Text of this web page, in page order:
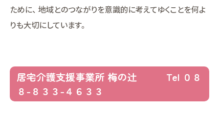
ために、 地域とのつながりを意識的に考えてゆくことを何よ
りも大切にしています。
居宅介護支援事業所 梅の辻 Tel ０８
８-８３３-４６３３